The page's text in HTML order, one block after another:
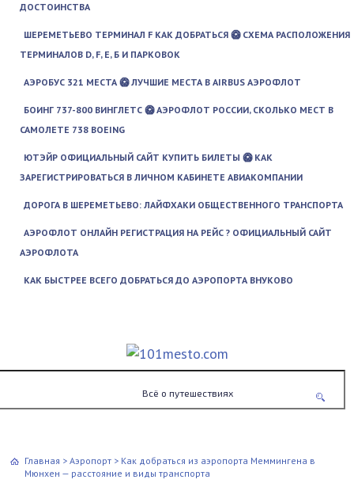
ДОСТОИНСТВА
ШЕРЕМЕТЬЕВО ТЕРМИНАЛ F КАК ДОБРАТЬСЯ 🥝 СХЕМА РАСПОЛОЖЕНИЯ
ТЕРМИНАЛОВ D, F, E, Б И ПАРКОВОК
АЭРОБУС 321 МЕСТА 🥝 ЛУЧШИЕ МЕСТА В AIRBUS АЭРОФЛОТ
БОИНГ 737-800 ВИНГЛЕТС 🥝 АЭРОФЛОТ РОССИИ, СКОЛЬКО МЕСТ В
САМОЛЕТЕ 738 BOEING
ЮТЭЙР ОФИЦИАЛЬНЫЙ САЙТ КУПИТЬ БИЛЕТЫ 🥝 КАК
ЗАРЕГИСТРИРОВАТЬСЯ В ЛИЧНОМ КАБИНЕТЕ АВИАКОМПАНИИ
ДОРОГА В ШЕРЕМЕТЬЕВО: ЛАЙФХАКИ ОБЩЕСТВЕННОГО ТРАНСПОРТА
АЭРОФЛОТ ОНЛАЙН РЕГИСТРАЦИЯ НА РЕЙС ? ОФИЦИАЛЬНЫЙ САЙТ
АЭРОФЛОТА
КАК БЫСТРЕЕ ВСЕГО ДОБРАТЬСЯ ДО АЭРОПОРТА ВНУКОВО
Всё о путешествиях
Главная >Аэропорт > Как добраться из аэропорта Меммингена в
Мюнхен — расстояние и виды транспорта